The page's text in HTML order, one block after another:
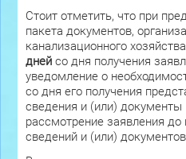
Стоит отметить, что при
пакета документов,
канализационного
днейсо дня получения
уведомление о
со дня его получения
сведения и (или) документы
рассмотрение заявления
сведений и (или)